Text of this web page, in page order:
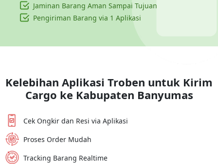
Jaminan Barang Aman Sampai Tujuan
Pengiriman Barang via 1 Aplikasi
Kelebihan Aplikasi Troben untuk Kirim
Cargo ke Kabupaten Banyumas
Cek Ongkir dan Resi via Aplikasi
Proses Order Mudah
Tracking Barang Realtime